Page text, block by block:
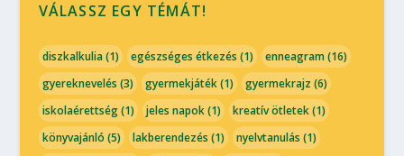
VÁLASSZ EGY TÉMÁT!
diszkalkulia(1) egészséges étkezés (1) enneagram(16)
gyereknevelés (3) gyermekjáték(1) gyermekrajz (6)
iskolaérettség(1) jeles napok(1) kreatív ötletek(1)
könyvajánló (5) lakberendezés (1) nyelvtanulás (1)